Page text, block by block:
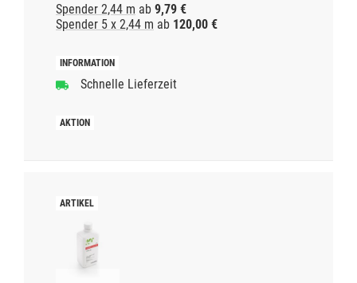
Spender 2,44 m ab 9,79 €
Spender 5 x 2,44 m ab 120,00 €
Schnelle Lieferzeit